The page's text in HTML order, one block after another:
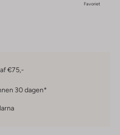
Favoriet
€75,-
30 dagen*